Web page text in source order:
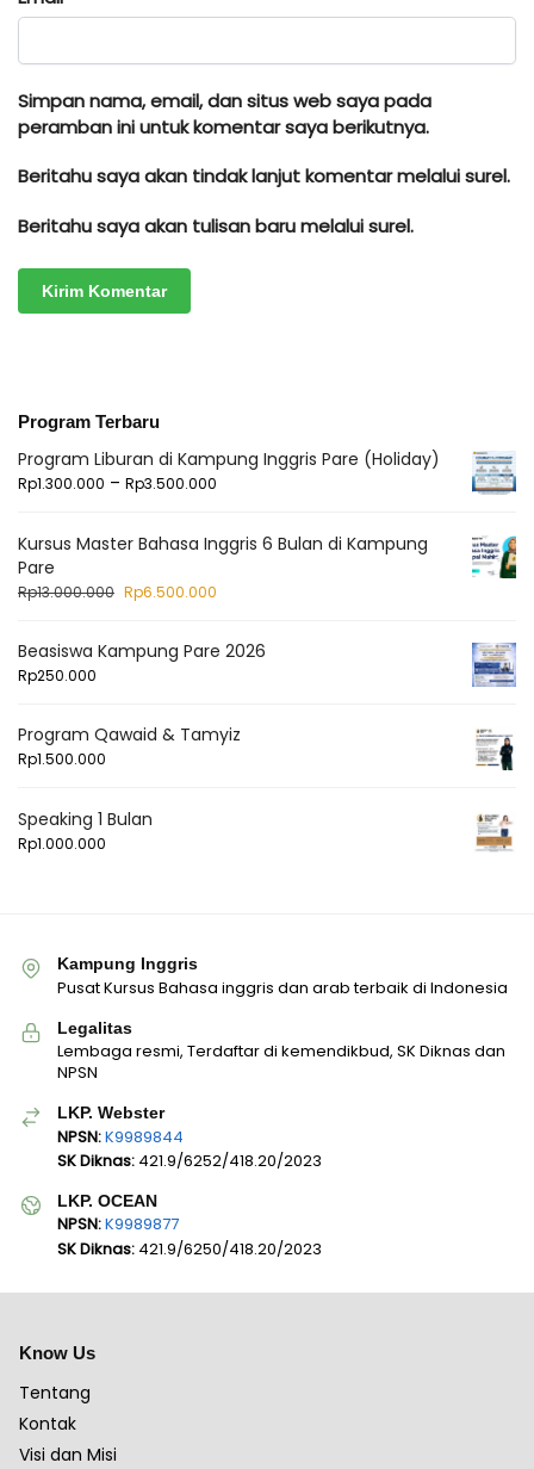
Simpan nama, email, dan situs web saya pada
peramban ini untuk komentar saya berikutnya.
Beritahu saya akan tindak lanjut komentar melalui surel.
Beritahu saya akan tulisan baru melalui surel.
Program Terbaru
Program Liburan di Kampung Inggris Pare (Holiday)
Rp1.300.000 – Rp3.500.000
Kursus Master Bahasa Inggris 6 Bulan di Kampung
Pare
Rp13.000.000 Rp6.500.000
Beasiswa Kampung Pare 2026
Rp250.000
Program Qawaid & Tamyiz
Rp1.500.000
Speaking 1 Bulan
Rp1.000.000
Kampung Inggris
Pusat Kursus Bahasa inggris dan arab terbaik di Indonesia
Legalitas
Lembaga resmi, Terdaftar di kemendikbud, SK Diknas dan
NPSN
LKP. Webster
NPSN:K9989844
SK Diknas: 421.9/6252/418.20/2023
LKP. OCEAN
NPSN:K9989877
SK Diknas: 421.9/6250/418.20/2023
Know Us
Tentang
Kontak
Visi dan Misi